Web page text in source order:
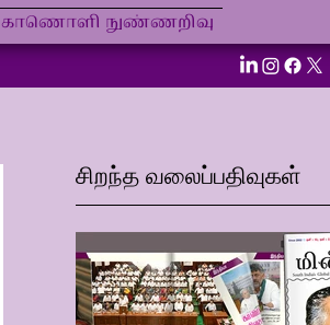
காணொளி நுண்ணறிவு
சிறந்த வலைப்பதிவுகள்